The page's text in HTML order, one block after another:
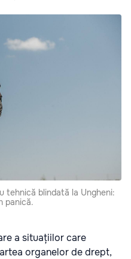
tehnică blindată la Ungheni:
panică.
a situațiilor care
organelor de drept,